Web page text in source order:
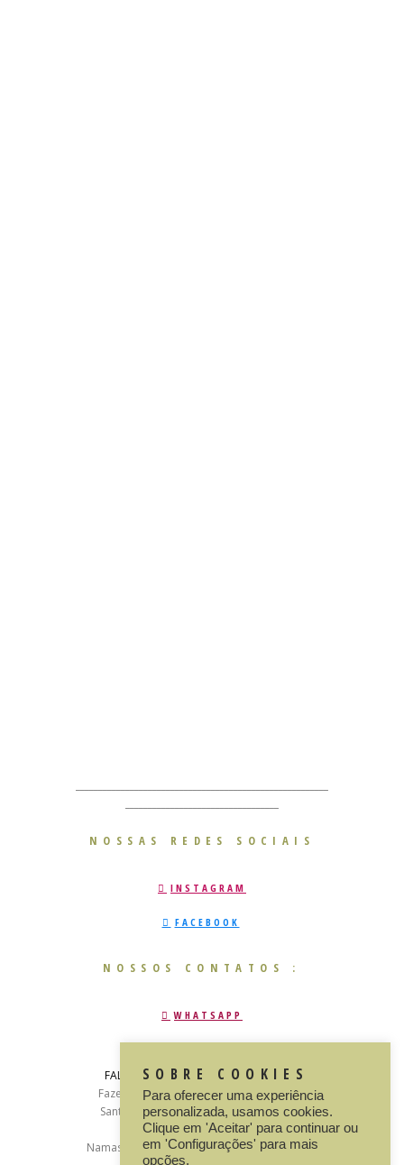
NOSSAS REDES SOCIAIS
INSTAGRAM
FACEBOOK
NOSSOS CONTATOS :
WHATSAPP
FALE CONOSCO : +55 (79) 3012- 5575
Fazenda Mãe terra, s/n, povoado sáude -
Santana de São Francisco - Sergipe, CEP:
49985000
Namastê © 2026. Todos direitos reservados.
SOBRE COOKIES
Para oferecer uma experiência
personalizada, usamos cookies.
Clique em 'Aceitar' para continuar ou
em 'Configurações' para mais
opções.